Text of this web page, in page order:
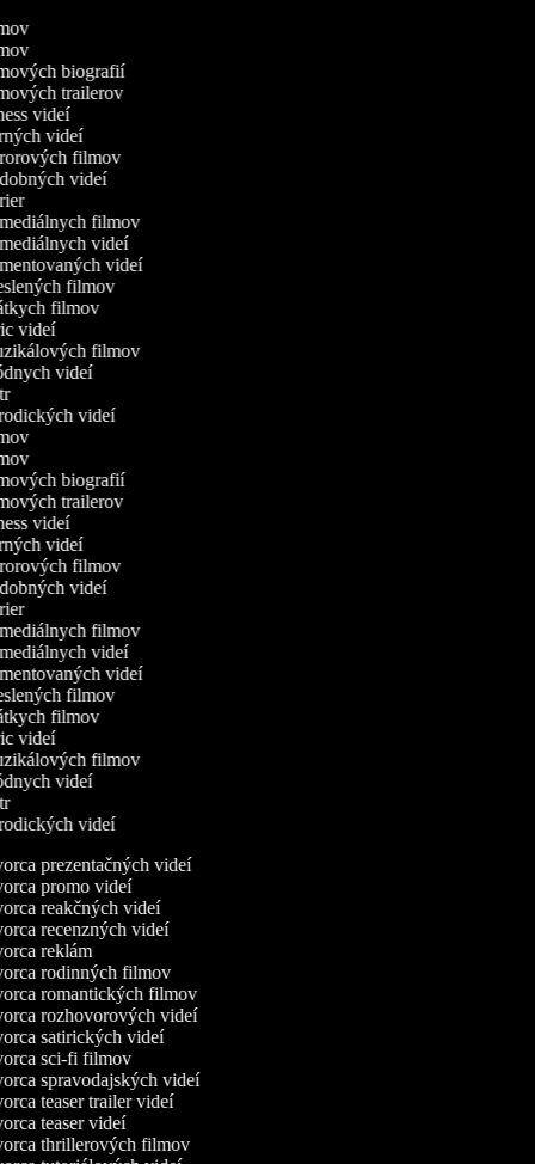
biografií
trailerov
videí
videí
filmov
videí
filmov
videí
videí
filmov
filmov
videí
filmov
videí
videí
biografií
trailerov
videí
videí
filmov
videí
filmov
videí
videí
filmov
filmov
videí
filmov
videí
videí
prezentačných videí
promo videí
reakčných videí
recenzných videí
reklám
rodinných filmov
romantických filmov
rozhovorových videí
satirických videí
sci-fi filmov
spravodajských videí
teaser trailer videí
teaser videí
thrillerových filmov